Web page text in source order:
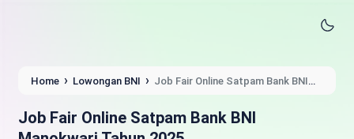
Home › Lowongan BNI › Job Fair Online Satpam Bank BNI
Job Fair Online Satpam Bank BNI